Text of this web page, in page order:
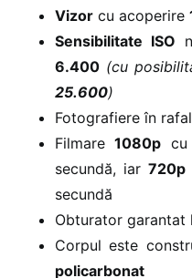
Vizor cu acoperire
Sensibilitate ISO
6.400 (cu
25.600)
Fotografiere în
Filmare1080p cu
secundă, iar 720p
secundă
Obturator garantat
Corpul este
policarbonat